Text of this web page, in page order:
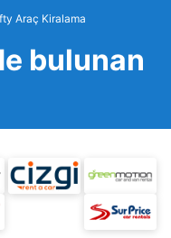
Araç Kiralama
bulunan